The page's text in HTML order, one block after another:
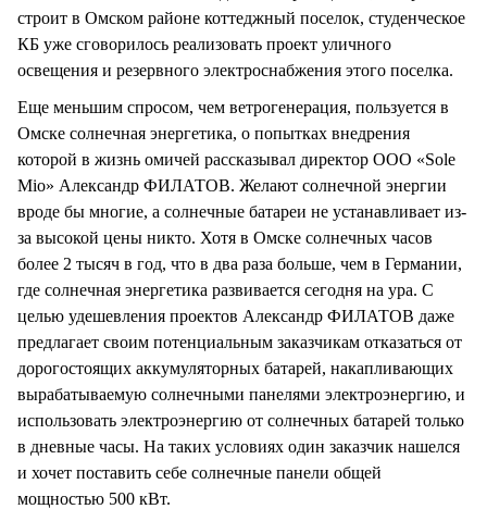
строит в Омском районе коттеджный поселок, студенческое
КБ уже сговорилось реализовать проект уличного
освещения и резервного электроснабжения этого поселка.
Еще меньшим спросом, чем ветрогенерация, пользуется в
Омске солнечная энергетика, о попытках внедрения
которой в жизнь омичей рассказывал директор ООО «Sole
Mio» Александр ФИЛАТОВ. Желают солнечной энергии
вроде бы многие, а солнечные батареи не устанавливает из-
за высокой цены никто. Хотя в Омске солнечных часов
более 2 тысяч в год, что в два раза больше, чем в Германии,
где солнечная энергетика развивается сегодня на ура. С
целью удешевления проектов Александр ФИЛАТОВ даже
предлагает своим потенциальным заказчикам отказаться от
дорогостоящих аккумуляторных батарей, накапливающих
вырабатываемую солнечными панелями электроэнергию, и
использовать электроэнергию от солнечных батарей только
в дневные часы. На таких условиях один заказчик нашелся
и хочет поставить себе солнечные панели общей
мощностью 500 кВт.